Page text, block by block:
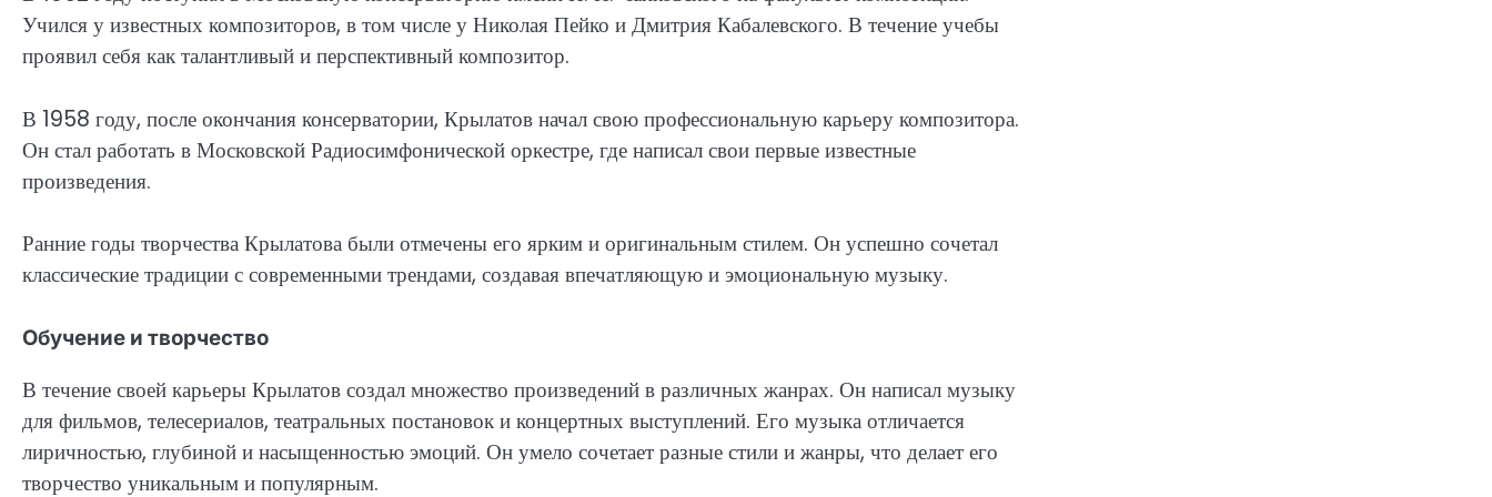
Учился у известных композиторов, в том числе у Николая Пейко и Дмитрия Кабалевского. В течение учебы
проявил себя как талантливый и перспективный композитор.
В 1958 году, после окончания консерватории, Крылатов начал свою профессиональную карьеру композитора.
Он стал работать в Московской Радиосимфонической оркестре, где написал свои первые известные
произведения.
Ранние годы творчества Крылатова были отмечены его ярким и оригинальным стилем. Он успешно сочетал
классические традиции с современными трендами, создавая впечатляющую и эмоциональную музыку.
Обучение и творчество
В течение своей карьеры Крылатов создал множество произведений в различных жанрах. Он написал музыку
для фильмов, телесериалов, театральных постановок и концертных выступлений. Его музыка отличается
лиричностью, глубиной и насыщенностью эмоций. Он умело сочетает разные стили и жанры, что делает его
творчество уникальным и популярным.